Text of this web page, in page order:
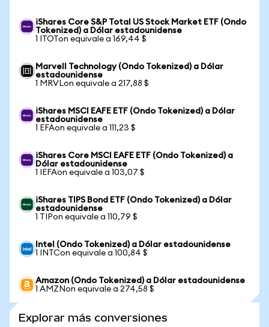
iShares Core S&P Total US Stock Market ETF (Ondo
Tokenized) a Dólar estadounidense
1 ITOTon equivale a 169,44 $
Marvell Technology (Ondo Tokenized) a Dólar
estadounidense
1 MRVLon equivale a 217,88 $
iShares MSCI EAFE ETF (Ondo Tokenized) a Dólar
estadounidense
1 EFAon equivale a 111,23 $
iShares Core MSCI EAFE ETF (Ondo Tokenized) a
Dólar estadounidense
1 IEFAon equivale a 103,07 $
iShares TIPS Bond ETF (Ondo Tokenized) a Dólar
estadounidense
1 TIPon equivale a 110,79 $
Intel (Ondo Tokenized) a Dólar estadounidense
1 INTCon equivale a 100,84 $
Amazon (Ondo Tokenized) a Dólar estadounidense
1 AMZNon equivale a 274,58 $
Explorar más conversiones